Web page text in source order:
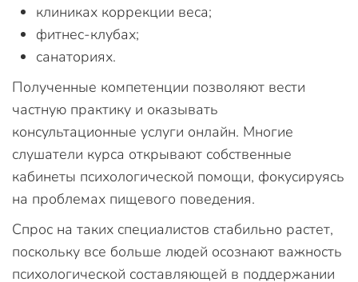
клиниках коррекции веса;
фитнес-клубах;
санаториях.
Полученные компетенции позволяют вести
частную практику и оказывать
консультационные услуги онлайн. Многие
слушатели курса открывают собственные
кабинеты психологической помощи, фокусируясь
на проблемах пищевого поведения.
Спрос на таких специалистов стабильно растет,
поскольку все больше людей осознают важность
психологической составляющей в поддержании